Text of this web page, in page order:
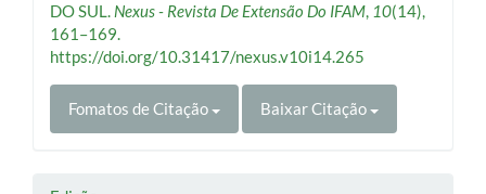
DO SUL. Nexus - Revista De Extensão Do IFAM, 10(14),
161–169.
https://doi.org/10.31417/nexus.v10i14.265
Fomatos de Citação Baixar Citação